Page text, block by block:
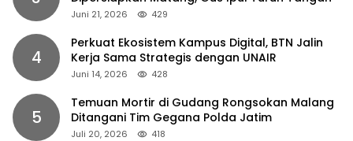
Juni 21, 2026 429
4
Perkuat Ekosistem Kampus Digital, BTN Jalin
Kerja Sama Strategis dengan UNAIR
Juni 14, 2026 428
5
Temuan Mortir di Gudang Rongsokan Malang
Ditangani Tim Gegana Polda Jatim
Juli 20, 2026 418